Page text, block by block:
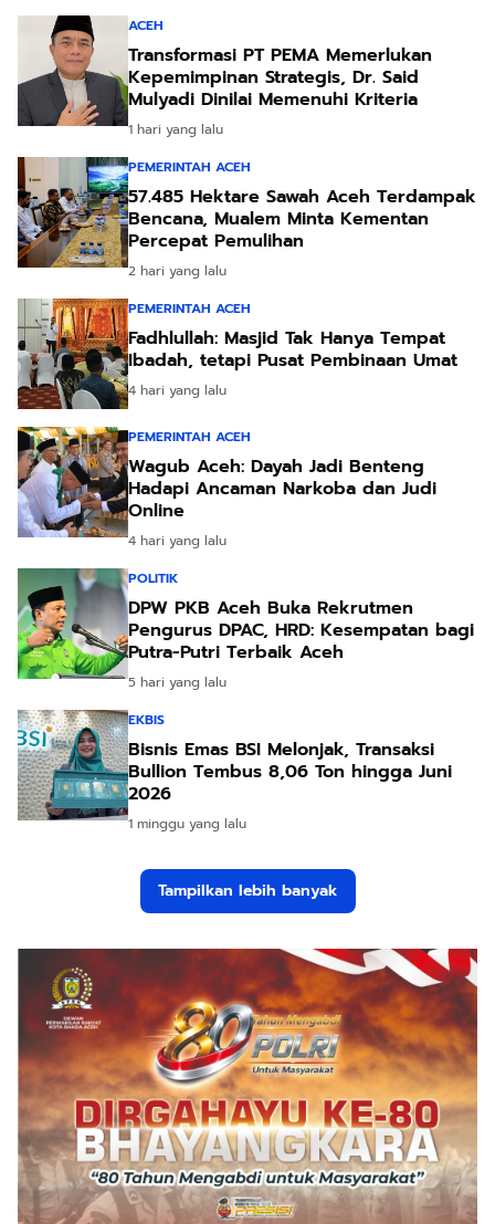
ACEH
Transformasi PT PEMA Memerlukan
Kepemimpinan Strategis, Dr. Said
Mulyadi Dinilai Memenuhi Kriteria
1 hari yang lalu
PEMERINTAH ACEH
57.485 Hektare Sawah Aceh Terdampak
Bencana, Mualem Minta Kementan
Percepat Pemulihan
2 hari yang lalu
PEMERINTAH ACEH
Fadhlullah: Masjid Tak Hanya Tempat
Ibadah, tetapi Pusat Pembinaan Umat
4 hari yang lalu
PEMERINTAH ACEH
Wagub Aceh: Dayah Jadi Benteng
Hadapi Ancaman Narkoba dan Judi
Online
4 hari yang lalu
POLITIK
DPW PKB Aceh Buka Rekrutmen
Pengurus DPAC, HRD: Kesempatan bagi
Putra-Putri Terbaik Aceh
5 hari yang lalu
EKBIS
Bisnis Emas BSI Melonjak, Transaksi
Bullion Tembus 8,06 Ton hingga Juni
2026
1 minggu yang lalu
Tampilkan lebih banyak